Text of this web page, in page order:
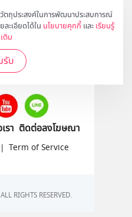
ถุประสงค์ในการพัฒนาประสบการณ์
ะเอียดได้ใน นโยบายคุกกี้ และ เรียนรู้
ติม
รับ
ราได้ที่
รา ติดต่อลงโฆษณา
| Term of Service
RIGHTS RESERVED.